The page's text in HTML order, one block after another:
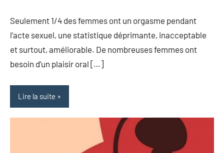
Seulement 1/4 des femmes ont un orgasme pendant
l’acte sexuel, une statistique déprimante, inacceptable
et surtout, améliorable. De nombreuses femmes ont
besoin d’un plaisir oral […]
Lire la suite